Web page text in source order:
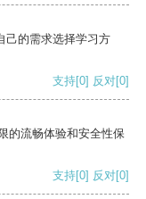
己的需求选择学习方
支持[0] 反对[0]
的流畅体验和安全性保
支持[0] 反对[0]